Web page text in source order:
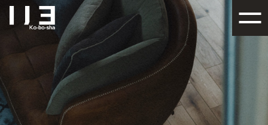
札幌でデザイン性の高い注文